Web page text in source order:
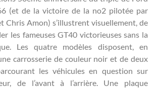
(et de la victoire de la no2 pilotée par
Chris Amon) s’illustrent visuellement, de
les fameuses GT40 victorieuses sans la
Les quatre modèles disposent, en
carrosserie de couleur noir et de deux
les véhicules en question sur
de l’avant à l’arrière. Une plaque